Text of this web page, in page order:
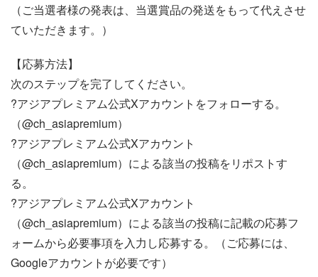
（ご当選者様の発表は、当選賞品の発送をもって代えさせ
ていただきます。）
【応募方法】
次のステップを完了してください。
?アジアプレミアム公式Xアカウントをフォローする。
（@ch_asiapremium）
?アジアプレミアム公式Xアカウント
（@ch_asiapremium）による該当の投稿をリポストす
る。
?アジアプレミアム公式Xアカウント
（@ch_asiapremium）による該当の投稿に記載の応募フ
ォームから必要事項を入力し応募する。（ご応募には、
Googleアカウントが必要です）